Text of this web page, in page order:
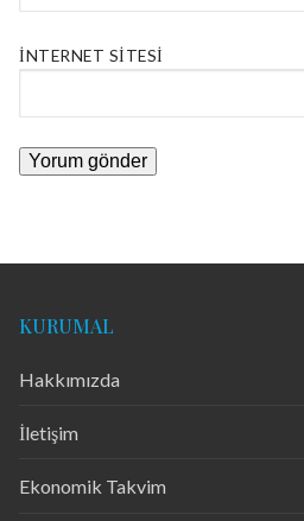
İNTERNET SITESI
KURUMAL
Hakkımızda
İletişim
Ekonomik Takvim